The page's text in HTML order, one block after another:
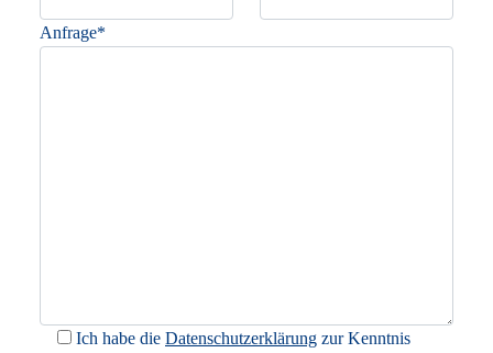
Anfrage*
Ich habe die Datenschutzerklärung zur Kenntnis